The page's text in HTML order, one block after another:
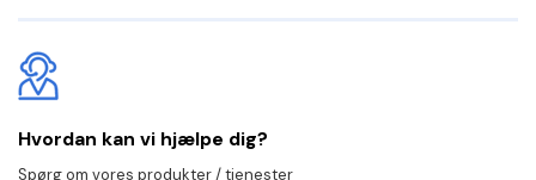
Hvordan kan vi hjælpe dig?
Spørg om vores produkter / tjenester